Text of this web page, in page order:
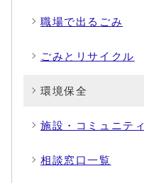
職場で出るごみ
ごみとリサイクル
環境保全
施設・コミュニティ
相談窓口一覧